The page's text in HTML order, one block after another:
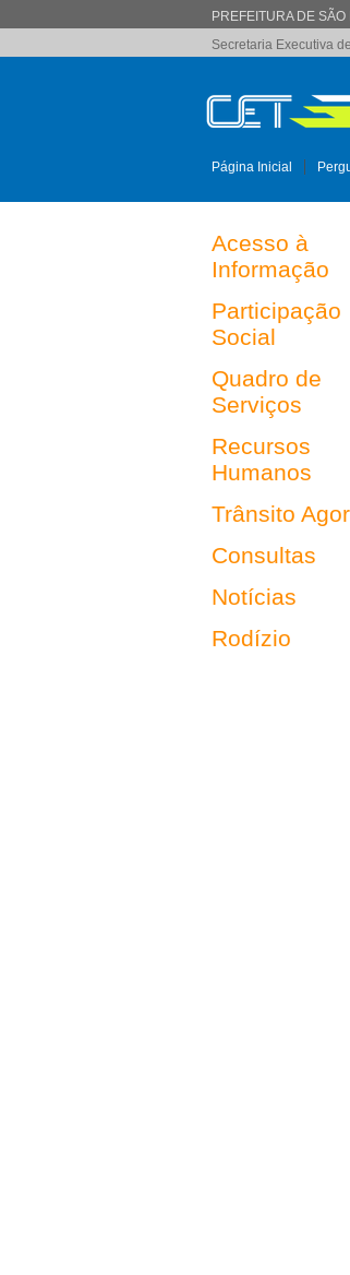
PREFEITURA DE SÃO
Secretaria Executiva
Página Inicial
Acesso à
Informação
Participação
Social
Quadro de
Serviços
Recursos
Humanos
Trânsito
Consultas
Notícias
Rodízio